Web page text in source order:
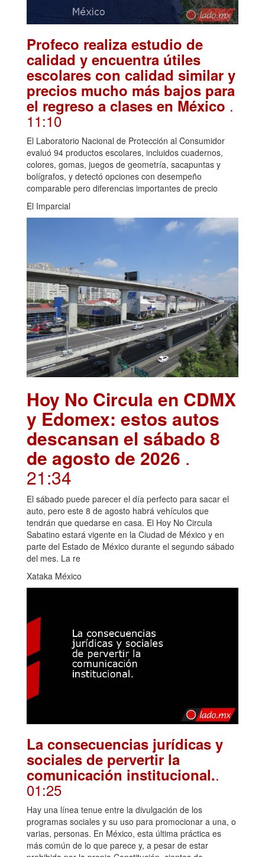
Profeco realiza estudio de
calidad y encuentra útiles
escolares con calidad similar y
precios mucho más bajos para
el regreso a clases en México .
11:10
El Laboratorio Nacional de Protección al Consumidor
evaluó 94 productos escolares, incluidos cuadernos,
colores, gomas, juegos de geometría, sacapuntas y
bolígrafos, y detectó opciones con desempeño
comparable pero diferencias importantes de precio
El Imparcial
Hoy No Circula en CDMX
y Edomex: estos autos
descansan el sábado 8
de agosto de 2026 .
21:34
El sábado puede parecer el día perfecto para sacar el
auto, pero este 8 de agosto habrá vehículos que
tendrán que quedarse en casa. El Hoy No Circula
Sabatino estará vigente en la Ciudad de México y en
parte del Estado de México durante el segundo sábado
del mes. La re
Xataka México
La consecuencias jurídicas y
sociales de pervertir la
comunicación institucional..
01:25
Hay una línea tenue entre la divulgación de los
programas sociales y su uso para promocionar a una, o
varias, personas. En México, esta última práctica es
más común de lo que parece y, a pesar de estar